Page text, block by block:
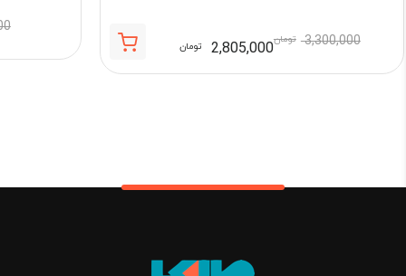
3,300,000 تومان2,805,000 تومان